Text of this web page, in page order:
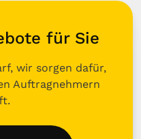
für Sie
wir sorgen dafür,
Auftragnehmern